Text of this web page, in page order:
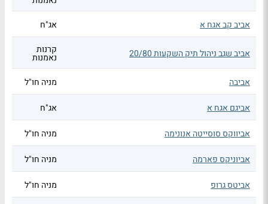
אביב קב אגח א
אג"ח
אביב שגב ניהול תיק השקעות 20/80 קרנות
נאמנות
אביבה
מניה חו"ל
אביגם אגח א אג"ח
אביווקס סוסייטה אנונימה מניה חו"ל
אביוניקס פארמה מניה חו"ל
אביטס גרופ מניה חו"ל